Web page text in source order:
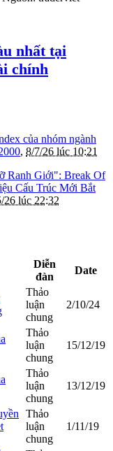
nhất tại
chính
của nhóm ngành
, 8/7/26 lúc 10:21
Ranh Giới": Break Of
Cấu Trúc Mới Bắt
26 lúc 22:32
Diễn
đàn
Date
Thảo
luận
chung
2/10/24
Thảo
luận
chung
15/12/19
Thảo
luận
chung
13/12/19
Thảo
luận
chung
1/11/19